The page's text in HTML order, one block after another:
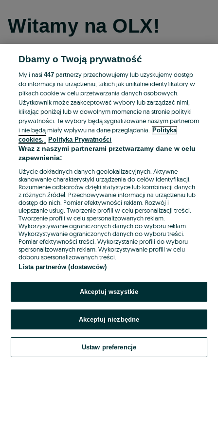
Witamy na OLX!
Kontynuuj przez Facebooka
Kontynuuj przez konto Apple
Kontynuuj przez konto Google
LUB
E-mail
Hasło
Nie pamiętasz hasła?
Zaloguj się
Kontynuując za pośrednictwem jednego z dostawców wskazanych powyżej,
Regulamin serwisu OLX.pl w jego aktualnym brzmieniu.
Dbamy o Twoją prywatność
My i nasi447 partnerzy przechowujemy lub uzyskujemy dostęp
do informacji na urządzeniu, takich jak unikalne identyfikatory w
plikach cookie w celu przetwarzania danych osobowych.
Użytkownik może zaakceptować wybory lub zarządzać nimi,
klikając poniżej lub w dowolnym momencie na stronie polityki
prywatności. Te wybory będą sygnalizowane naszym partnerom
i nie będą miały wpływu na dane przeglądania.
Polityka
cookies,
Polityka Prywatności
Wraz z naszymi partnerami przetwarzamy dane w celu
zapewnienia:
Użycie dokładnych danych geolokalizacyjnych. Aktywne
skanowanie charakterystyki urządzenia do celów identyfikacji.
Rozumienie odbiorców dzięki statystyce lub kombinacji danych
z różnych źródeł. Przechowywanie informacji na urządzeniu lub
dostęp do nich. Pomiar efektywności reklam. Rozwój i
ulepszanie usług. Tworzenie profili w celu personalizacji treści.
Tworzenie profili w celu spersonalizowanych reklam.
Wykorzystywanie ograniczonych danych do wyboru reklam.
Wykorzystywanie ograniczonych danych do wyboru treści.
Pomiar efektywności treści. Wykorzystanie profili do wyboru
spersonalizowanych reklam. Wykorzystywanie profili w celu
doboru spersonalizowanych treści.
Lista partnerów (dostawców)
Akceptuj wszystkie
Akceptuj niezbędne
Ustaw preferencje